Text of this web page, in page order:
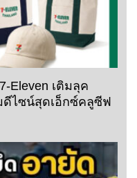
Eleven เติมลุค
ดีไซน์สุดเอ็กซ์คลูซีฟ